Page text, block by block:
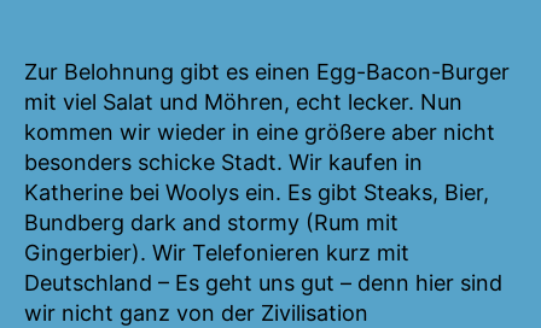
Zur Belohnung gibt es einen Egg-Bacon-Burger
mit viel Salat und Möhren, echt lecker. Nun
kommen wir wieder in eine größere aber nicht
besonders schicke Stadt. Wir kaufen in
Katherine bei Woolys ein. Es gibt Steaks, Bier,
Bundberg dark and stormy (Rum mit
Gingerbier). Wir Telefonieren kurz mit
Deutschland – Es geht uns gut – denn hier sind
wir nicht ganz von der Zivilisation